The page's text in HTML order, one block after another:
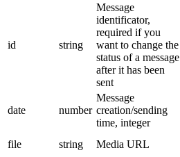
id string
Message
identificator,
required if you
want to change the
status of a message
after it has been
sent
date number
Message
creation/sending
time, integer
file string Media URL